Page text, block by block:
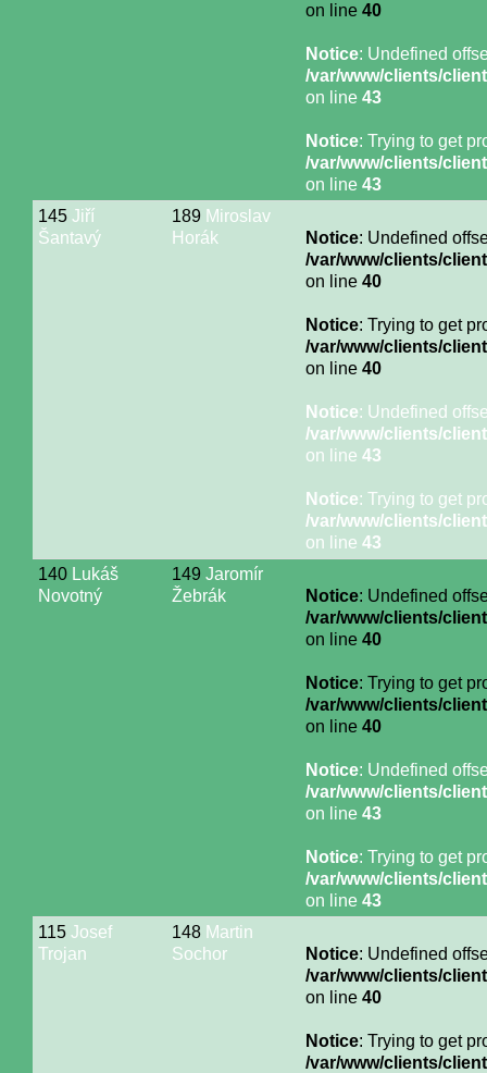
on line 40
Notice: Undefined
/var/www/clients/
on line 43
Notice: Trying to get
/var/www/clients/
on line 43
145 Jiří
Šantavý
189 Miroslav
Horák
Notice: Undefined
/var/www/clients/
on line 40
Notice: Trying to get
/var/www/clients/
on line 40
Notice: Undefined
/var/www/clients/
on line 43
Notice: Trying to get
/var/www/clients/
on line 43
140 Lukáš
Novotný
149 Jaromír
Žebrák
Notice: Undefined
/var/www/clients/
on line 40
Notice: Trying to get
/var/www/clients/
on line 40
Notice: Undefined
/var/www/clients/
on line 43
Notice: Trying to get
/var/www/clients/
on line 43
115 Josef
Trojan
148 Martin
Sochor
Notice: Undefined
/var/www/clients/
on line 40
Notice: Trying to get
/var/www/clients/